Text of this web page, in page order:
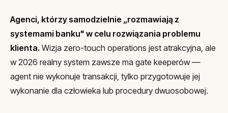
Agenci, którzy samodzielnie „rozmawiają z
systemami banku" w celu rozwiązania problemu
klienta. Wizja zero-touch operations jest atrakcyjna, ale
w 2026 realny system zawsze ma gate keeperów —
agent nie wykonuje transakcji, tylko przygotowuje jej
wykonanie dla człowieka lub procedury dwuosobowej.